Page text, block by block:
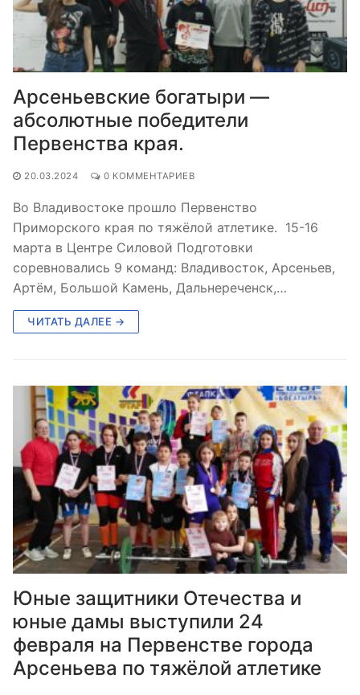
Арсеньевские богатыри —
абсолютные победители
Первенства края.
20.03.2024 0 КОММЕНТАРИЕВ
Во Владивостоке прошло Первенство
Приморского края по тяжёлой атлетике. ⁣ 15-16
марта в Центре Силовой Подготовки
соревновались 9 команд: Владивосток, Арсеньев,
Артём, Большой Камень, Дальнереченск,…
ЧИТАТЬ ДАЛЕЕ →
Юные защитники Отечества и
юные дамы выступили 24
февраля на Первенстве города
Арсеньева по тяжёлой атлетике